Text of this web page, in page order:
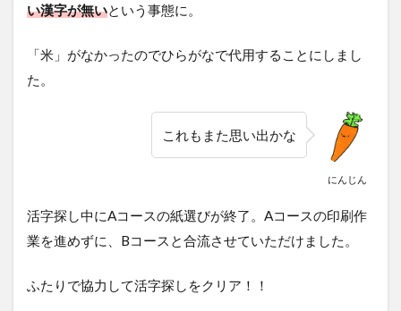
い漢字が無いという事態に。
「米」がなかったのでひらがなで代用することにしまし
た。
にんじん
これもまた思い出かな
活字探し中にAコースの紙選びが終了。Aコースの印刷作
業を進めずに、Bコースと合流させていただけました。
ふたりで協力して活字探しをクリア！！